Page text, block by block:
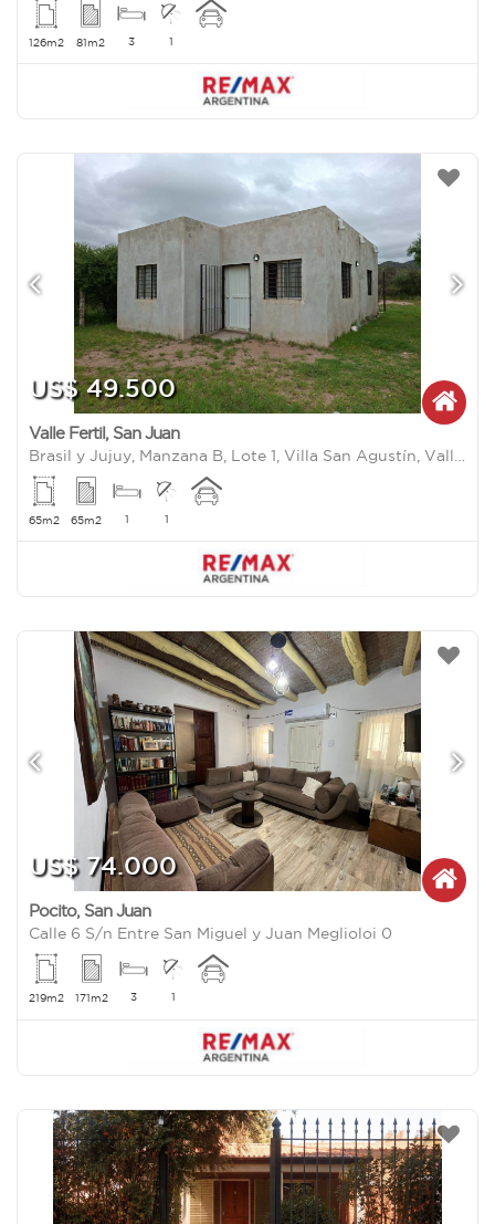
126m2 81m2 3 1
US$ 49.500
Valle Fertil, San Juan
65m2 65m2 1 1
US$ 74.000
Pocito, San Juan
Calle 6 S/n Entre San Miguel y Juan Meglioloi 0
219m2 171m2 3 1